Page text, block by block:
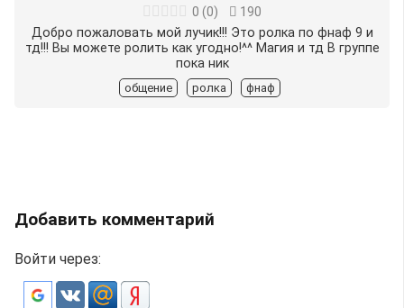
0 (0)
190
Добро пожаловать мой лучик!!! Это ролка по фнаф 9 и
тд!!! Вы можете ролить как угодно!^^ Магия и тд В группе
пока ник
общение ролка фнаф
Добавить комментарий
Войти через: